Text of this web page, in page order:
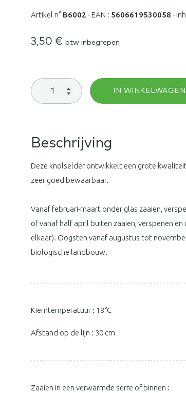
Artikel n° B6002 -EAN : 5606619530058 -
3,50 € btw inbegrepen
Knolselder
Reuze
van
IN WINKELWAGEN
Beschrijving
Deze knolselder ontwikkelt een grote
zeer goed bewaarbaar.
Vanaf februari-maart onder glas zaaien,
of vanaf half april buiten zaaien, verspenen
elkaar). Oogsten vanaf augustus tot
biologische landbouw.
Kiemtemperatuur : 18°C
Afstand op de lijn : 30 cm
Zaaien in een verwarmde serre of binnen :